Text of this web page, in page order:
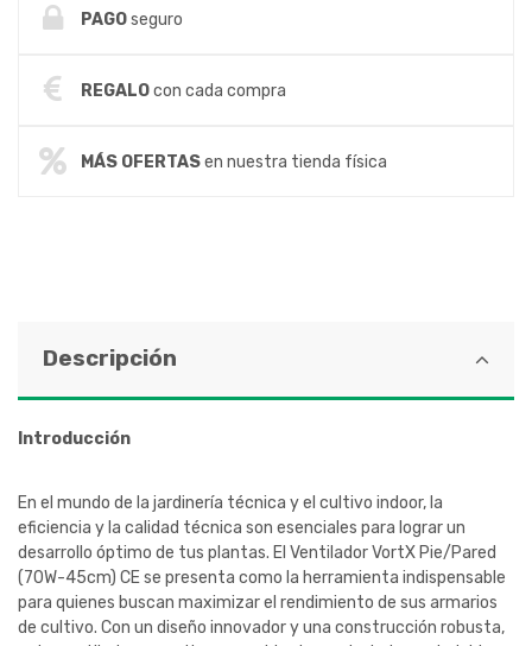
PAGOseguro
REGALOcon cada compra
MÁS OFERTASen nuestra tienda física
Descripción
Introducción
En el mundo de la jardinería técnica y el cultivo indoor, la
eficiencia y la calidad técnica son esenciales para lograr un
desarrollo óptimo de tus plantas. El Ventilador VortX Pie/Pared
(70W-45cm) CE se presenta como la herramienta indispensable
para quienes buscan maximizar el rendimiento de sus armarios
de cultivo. Con un diseño innovador y una construcción robusta,